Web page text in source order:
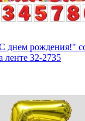
днем рождения!"
ленте 32-2735